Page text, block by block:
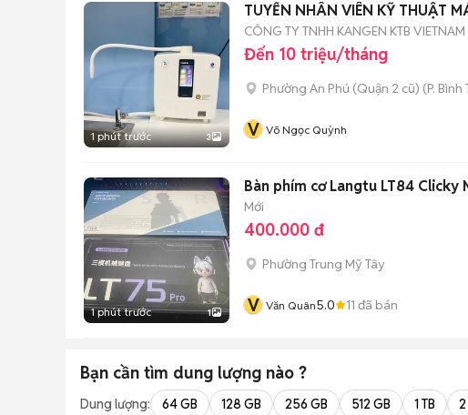
1 phút trước 3
TUYỂN NHÂN VIÊN KỸ THUẬT
CÔNG TY TNHH KANGEN KTB VIETNAM
Đến 10 triệu/tháng
Phường An Phú (Quận 2 cũ) (P. Bình
V Võ Ngọc Quỳnh
1 phút trước 1
Bàn phím cơ Langtu LT84 Clicky
Mới
400.000 đ
Phường Trung Mỹ Tây
V Văn Quân5.0 11 đã bán
Bạn cần tìm dung lượng nào ?
Dung lượng: 64 GB 128 GB 256 GB 512 GB 1 TB 2